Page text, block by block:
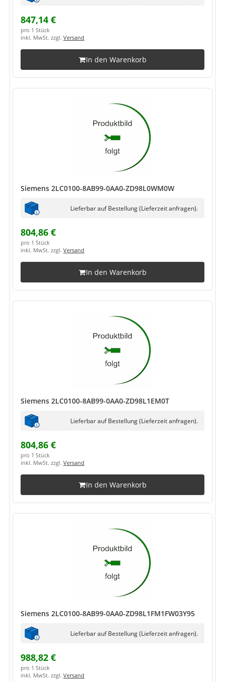
847,14 €
pro 1 Stück
inkl. MwSt. zzgl. Versand
In den Warenkorb
Siemens 2LC0100-8AB99-0AA0-ZD98L0WM0W
Lieferbar auf Bestellung (Lieferzeit anfragen).
804,86 €
pro 1 Stück
inkl. MwSt. zzgl. Versand
In den Warenkorb
Siemens 2LC0100-8AB99-0AA0-ZD98L1EM0T
Lieferbar auf Bestellung (Lieferzeit anfragen).
804,86 €
pro 1 Stück
inkl. MwSt. zzgl. Versand
In den Warenkorb
Siemens 2LC0100-8AB99-0AA0-ZD98L1FM1FW03Y95
Lieferbar auf Bestellung (Lieferzeit anfragen).
988,82 €
pro 1 Stück
inkl. MwSt. zzgl. Versand